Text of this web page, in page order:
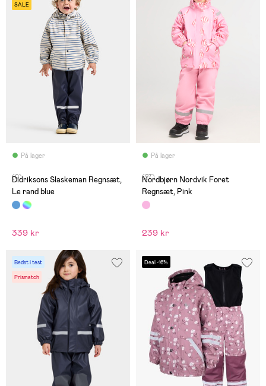
SALE
På lager
(0)
Didriksons Slaskeman Regnsæt,
Le rand blue
339 kr
På lager
(27)
Nordbjørn Nordvik Foret
Regnsæt, Pink
239 kr
Bedst i test
Prismatch
Deal -16%